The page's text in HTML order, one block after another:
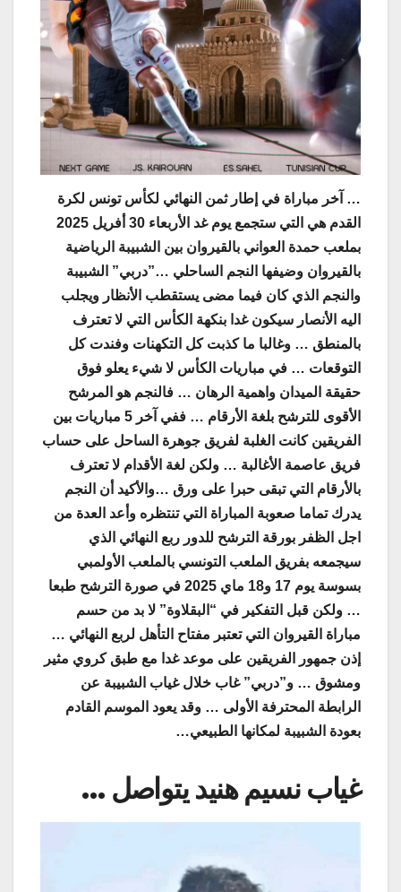
… آخر مباراة في إطار ثمن النهائي لكأس تونس لكرة
القدم هي التي ستجمع يوم غد الأربعاء 30 أفريل 2025
بملعب حمدة العواني بالقيروان بين الشبيبة الرياضية
بالقيروان وضيفها النجم الساحلي …”دربي” الشبيبة
والنجم الذي كان فيما مضى يستقطب الأنظار ويجلب
اليه الأنصار سيكون غدا بنكهة الكأس التي لا تعترف
بالمنطق … وغالبا ما كذبت كل التكهنات وفندت كل
التوقعات … في مباريات الكأس لا شيء يعلو فوق
حقيقة الميدان واهمية الرهان … فالنجم هو المرشح
الأقوى للترشح بلغة الأرقام … ففي آخر 5 مباريات بين
الفريقين كانت الغلبة لفريق جوهرة الساحل على حساب
فريق عاصمة الأغالبة … ولكن لغة الأقدام لا تعترف
بالأرقام التي تبقى حبرا على ورق …والأكيد أن النجم
يدرك تماما صعوبة المباراة التي تنتظره وأعد العدة من
اجل الظفر بورقة الترشح للدور ربع النهائي الذي
سيجمعه بفريق الملعب التونسي بالملعب الأولمبي
بسوسة يوم 17 و18 ماي 2025 في صورة الترشح طبعا
… ولكن قبل التفكير في “البقلاوة” لا بد من حسم
مباراة القيروان التي تعتبر مفتاح التأهل لربع النهائي …
إذن جمهور الفريقين على موعد غدا مع طبق كروي مثير
ومشوق … و”دربي” غاب خلال غياب الشبيبة عن
الرابطة المحترفة الأولى … وقد يعود الموسم القادم
بعودة الشبيبة لمكانها الطبيعي…
غياب نسيم هنيد يتواصل …